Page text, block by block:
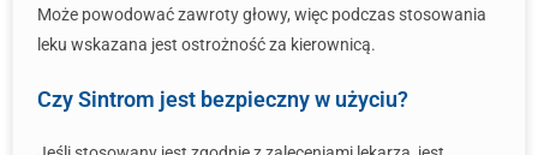
Może powodować zawroty głowy, więc podczas stosowania
leku wskazana jest ostrożność za kierownicą.
Czy Sintrom jest bezpieczny w użyciu?